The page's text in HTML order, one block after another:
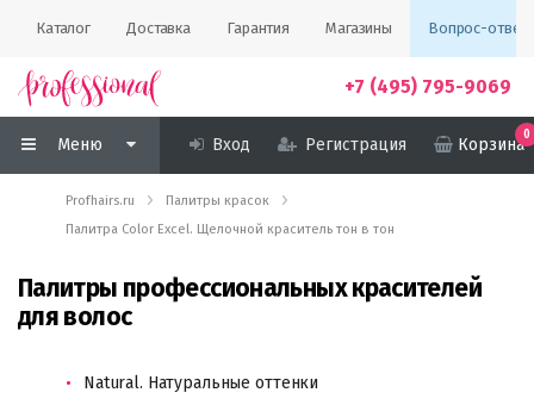
Каталог Доставка Гарантия Магазины Вопрос-ответ
+7 (495) 795-9069
Меню Вход Регистрация Корзина
0
Profhairs.ru
Палитры красок
Палитра Color Excel. Щелочной краситель тон в тон
Палитры профессиональных красителей
для волос
Natural. Натуральные оттенки